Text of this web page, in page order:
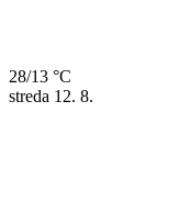
28/13 °C
streda 12. 8.